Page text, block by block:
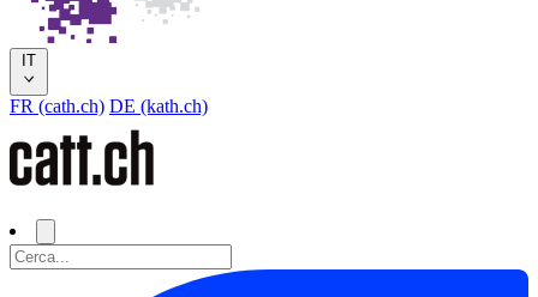
IT
FR (cath.ch) DE (kath.ch)